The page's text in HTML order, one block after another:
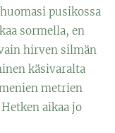
pusikossa
sormella, en
hirven silmän
käsivaralta
metrien
aikaa jo